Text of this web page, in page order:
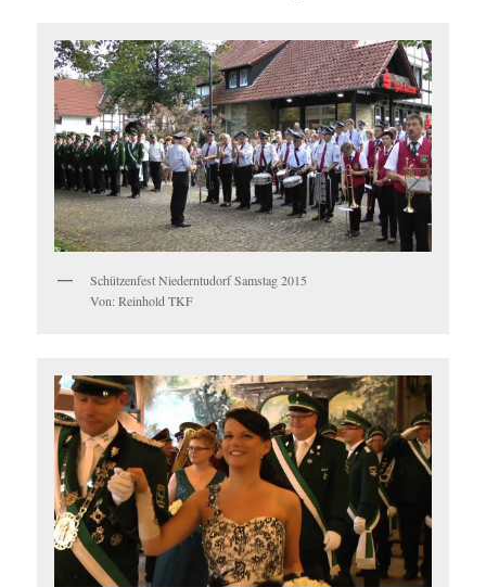
Schützenfest Niederntudorf Samstag 2015
Von: Reinhold TKF